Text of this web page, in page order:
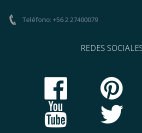
Teléfono: +56 2 27400079
REDES